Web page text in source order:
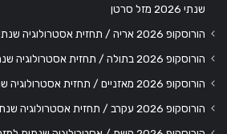
שנתי 2026 מזל סרטן
הורוסקופ 2026 אריה / תחזית אסטרולוגיה שנתית מזל אריה
הורוסקופ 2026 בתולה / תחזית אסטרולוגיה שנתית מזל בתולה
הורוסקופ 2026 מאזניים / תחזית אסטרולוגיה שנתית מזל מאזניים
הורוסקופ 2026 עקרב / תחזית אסטרולוגיה שנתית מזל עקרב